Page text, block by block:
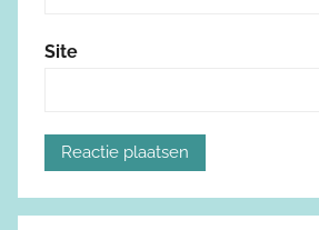
Site